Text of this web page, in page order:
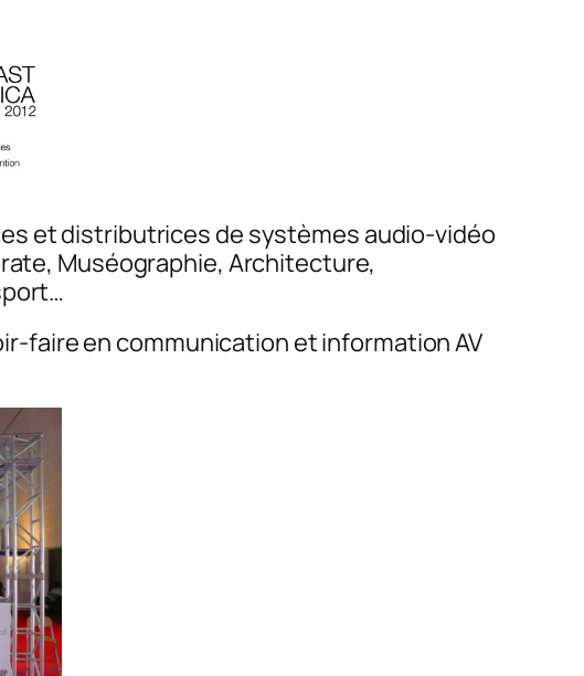
et distributrices de systèmes audio-vidéo
Muséographie, Architecture,
faire en communication et information AV